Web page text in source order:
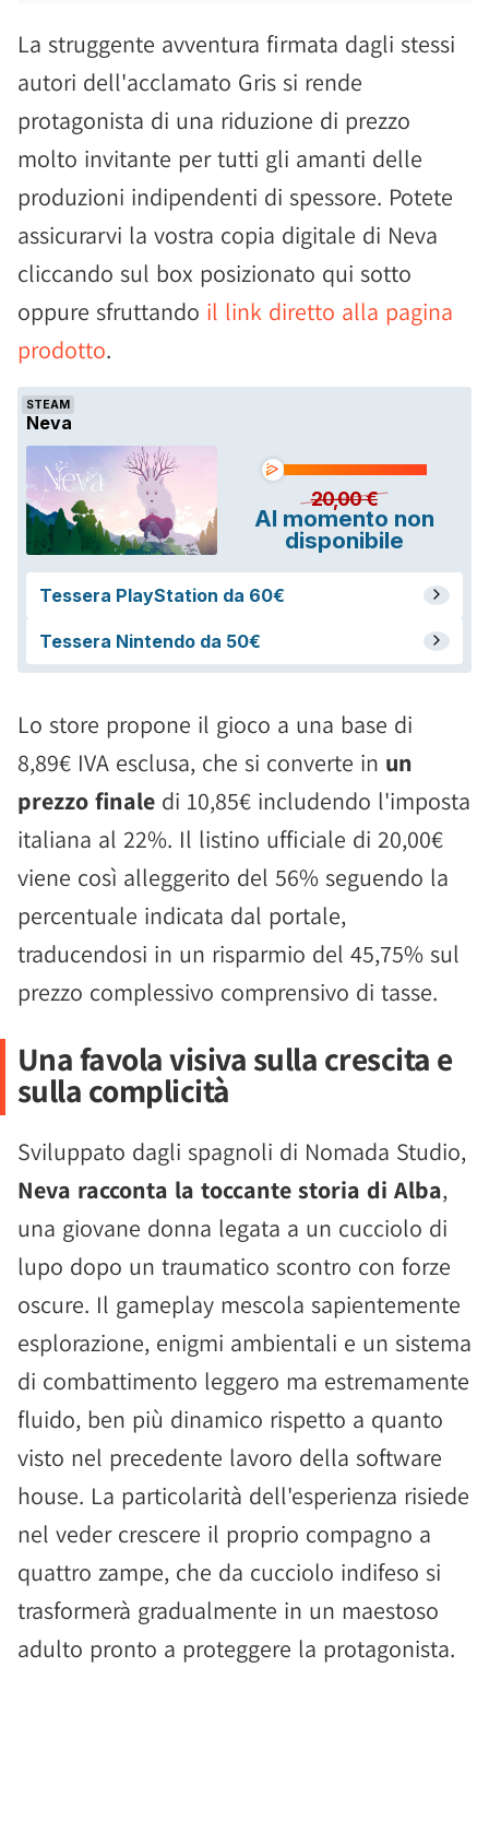
La struggente avventura firmata dagli stessi
autori dell'acclamato Gris si rende
protagonista di una riduzione di prezzo
molto invitante per tutti gli amanti delle
produzioni indipendenti di spessore. Potete
assicurarvi la vostra copia digitale di Neva
cliccando sul box posizionato qui sotto
oppure sfruttando il link diretto alla pagina
prodotto.
Lo store propone il gioco a una base di
8,89€ IVA esclusa, che si converte in un
prezzo finale di 10,85€ includendo l'imposta
italiana al 22%. Il listino ufficiale di 20,00€
viene così alleggerito del 56% seguendo la
percentuale indicata dal portale,
traducendosi in un risparmio del 45,75% sul
prezzo complessivo comprensivo di tasse.
Una favola visiva sulla crescita e
sulla complicità
Sviluppato dagli spagnoli di Nomada Studio,
Neva racconta la toccante storia di Alba,
una giovane donna legata a un cucciolo di
lupo dopo un traumatico scontro con forze
oscure. Il gameplay mescola sapientemente
esplorazione, enigmi ambientali e un sistema
di combattimento leggero ma estremamente
fluido, ben più dinamico rispetto a quanto
visto nel precedente lavoro della software
house. La particolarità dell'esperienza risiede
nel veder crescere il proprio compagno a
quattro zampe, che da cucciolo indifeso si
trasformerà gradualmente in un maestoso
adulto pronto a proteggere la protagonista.